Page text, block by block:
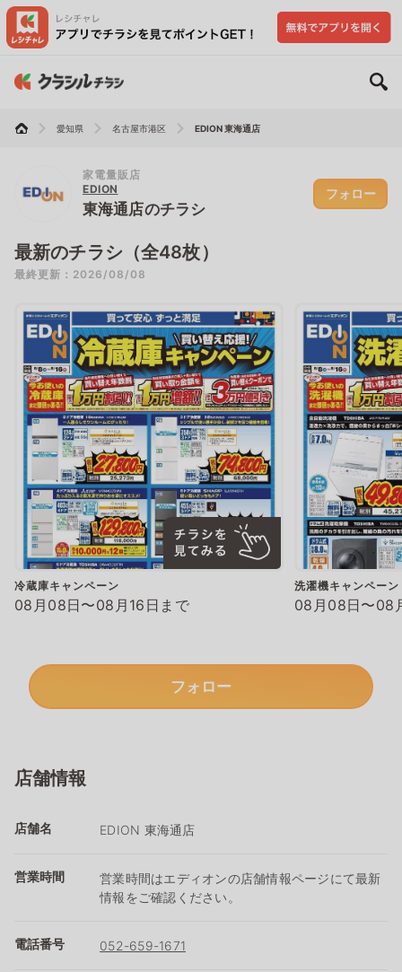
愛知県 名古屋市港区 EDION 東海通店
家電量販店
EDION
東海通店のチラシ
フォロー
最新のチラシ（全48枚）
最終更新：2026/08/08
冷蔵庫キャンペーン
08月08日〜08月16日まで
洗濯機キャンペーン
08月08日〜08
フォロー
店舗情報
店舗名 EDION 東海通店
営業時間
営業時間はエディオンの店舗情報ページにて最新
情報をご確認ください。
電話番号 052-659-1671